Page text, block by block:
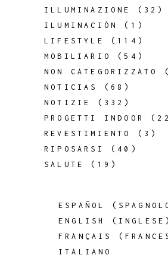
ILLUMINAZIONE
(32)
ILUMINACIÓN
(1)
LIFESTYLE
(114)
MOBILIARIO
(54)
NON CATEGORIZZATO
NOTICIAS
(68)
NOTIZIE
(332)
PROGETTI INDOOR
REVESTIMIENTO
(3)
RIPOSARSI
(40)
SALUTE
(19)
ESPAÑOL (
ENGLISH
( INGLESE )
FRANÇAIS
(
ITALIANO